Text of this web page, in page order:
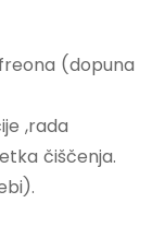
(dopuna
,rada
čiščenja.